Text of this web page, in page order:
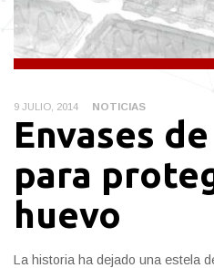
9 JULIO, 2014 NOTICIAS
Envases
para
huevo
La historia ha dejado una estela